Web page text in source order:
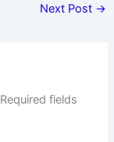
Next Post →
Required fields